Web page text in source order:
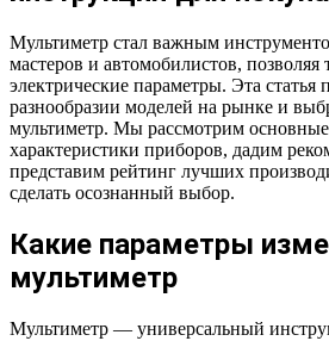
Мультиметр стал важным
мастеров и автомобилистов, позволяя
электрические параметры. Эта статья
разнообразии моделей на рынке и
мультиметр. Мы рассмотрим
характеристики приборов, дадим
представим рейтинг лучших
сделать осознанный выбор.
Какие параметры
мультиметр
Мультиметр — универсальный